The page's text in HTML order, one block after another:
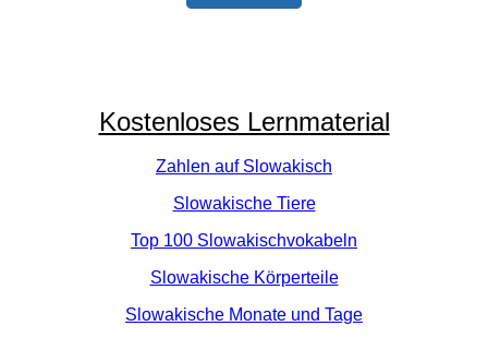
Kostenloses Lernmaterial
Zahlen auf Slowakisch
Slowakische Tiere
Top 100 Slowakischvokabeln
Slowakische Körperteile
Slowakische Monate und Tage